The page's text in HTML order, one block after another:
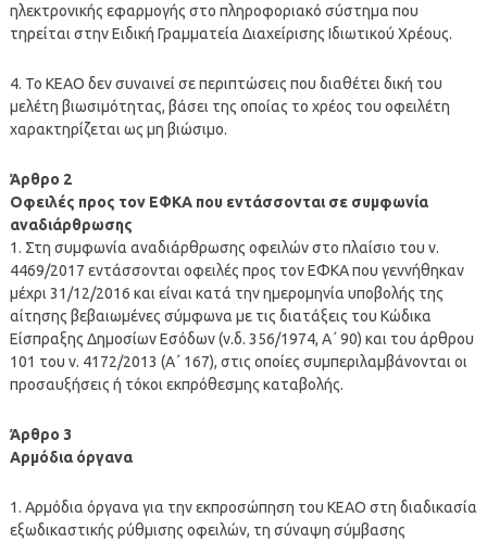
ηλεκτρονικής εφαρμογής στο πληροφοριακό σύστημα που
τηρείται στην Ειδική Γραμματεία Διαχείρισης Ιδιωτικού Χρέους.
4. Το ΚΕΑΟ δεν συναινεί σε περιπτώσεις που διαθέτει δική του
μελέτη βιωσιμότητας, βάσει της οποίας το χρέος του οφειλέτη
χαρακτηρίζεται ως μη βιώσιμο.
Άρθρο 2
Οφειλές προς τον ΕΦΚΑ που εντάσσονται σε συμφωνία
αναδιάρθρωσης
1. Στη συμφωνία αναδιάρθρωσης οφειλών στο πλαίσιο του ν.
4469/2017 εντάσσονται οφειλές προς τον ΕΦΚΑ που γεννήθηκαν
μέχρι 31/12/2016 και είναι κατά την ημερομηνία υποβολής της
αίτησης βεβαιωμένες σύμφωνα με τις διατάξεις του Κώδικα
Είσπραξης Δημοσίων Εσόδων (ν.δ. 356/1974, Α΄ 90) και του άρθρου
101 του ν. 4172/2013 (Α΄ 167), στις οποίες συμπεριλαμβάνονται οι
προσαυξήσεις ή τόκοι εκπρόθεσμης καταβολής.
Άρθρο 3
Αρμόδια όργανα
1. Αρμόδια όργανα για την εκπροσώπηση του ΚΕΑΟ στη διαδικασία
εξωδικαστικής ρύθμισης οφειλών, τη σύναψη σύμβασης